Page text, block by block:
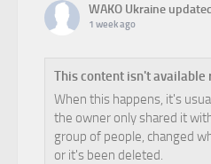
WAKO Ukraine
1 week ago
This content isn't available
When this happens, it's
the owner only shared it
group of people, changed
or it's been deleted.